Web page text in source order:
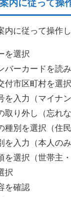
内に従って操
内に従って操作
を選択
バーカードを読
付市区町村を選択
を入力（マイナ
取り外し（忘れ
種別を選択（住
を入力（本人の
を選択（世帯主
択
を確認